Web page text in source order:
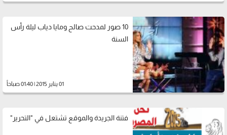
10 صور لمدحت صالح ومايا دياب ليلة رأس
السنة
01 يناير 2015 | 01:40 صباحاً
فتنة الجريدة والموقع تشتعل في "التحرير"